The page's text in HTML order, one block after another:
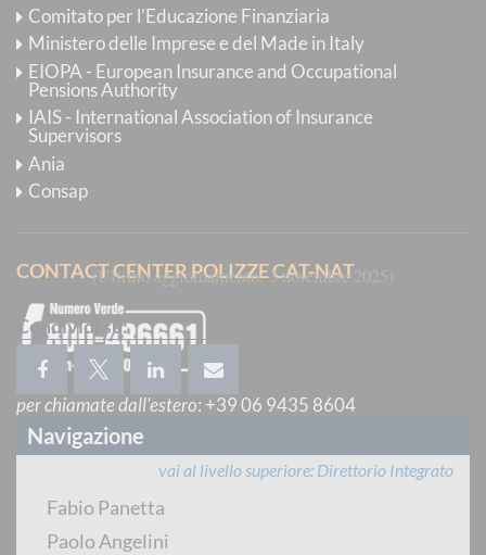
È coautrice di manuali sia nazionali che internazionali
e autrice di numerosi articoli ed editorials pubblicati
su riviste internazionali.
È chair dell’Euro Working Group for Commodities and
Financial Modelling, gruppo di studiosi internazionali
che si occupano di Ricerca Operativa nell’ambito dei
Ultimo aggiornamento 3 novembre 2025
Condividi su:
Navigazione
vai al livello superiore Direttorio Integrato
Fabio Panetta
Paolo Angelini
Comitato per l'Educazione Finanziaria
Ministero delle Imprese e del Made in Italy
EIOPA - European Insurance and Occupational
Pensions Authority
IAIS - International Association of Insurance
Supervisors
Ania
Consap
CONTACT CENTER POLIZZE CAT-NAT
per chiamate dall'estero: +39 06 9435 8604
CONTACT CENTER INTERMEDIARI